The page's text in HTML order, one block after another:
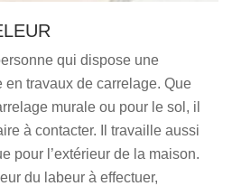
qui dispose une
travaux de carrelage. Que
murale ou pour le sol, il
à contacter. Il travaille aussi
pour l’extérieur de la maison.
du labeur à effectuer,